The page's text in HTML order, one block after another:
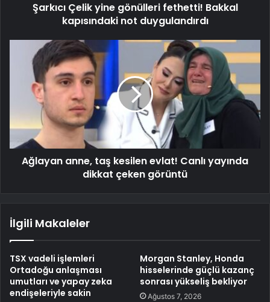
Şarkıcı Çelik yine gönülleri fethetti! Bakkal
kapısındaki not duygulandırdı
Ağlayan anne, taş kesilen evlat! Canlı yayında
dikkat çeken görüntü
İlgili Makaleler
TSX vadeli işlemleri
Ortadoğu anlaşması
umutları ve yapay zeka
endişeleriyle sakin
Morgan Stanley, Honda
hisselerinde güçlü kazanç
sonrası yükseliş bekliyor
Ağustos 7, 2026